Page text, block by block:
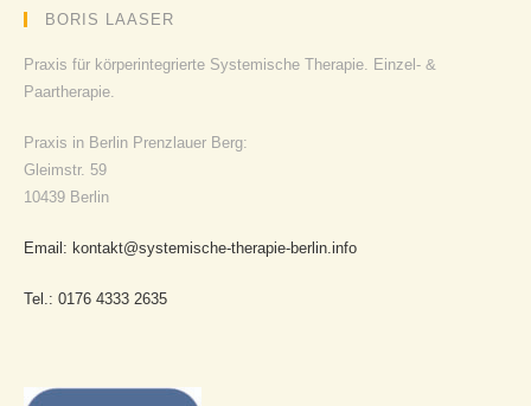
BORIS LAASER
Praxis für körperintegrierte Systemische Therapie. Einzel- &
Paartherapie.
Praxis in Berlin Prenzlauer Berg:
Gleimstr. 59
10439 Berlin
Email: kontakt@systemische-therapie-berlin.info
Tel.: 0176 4333 2635